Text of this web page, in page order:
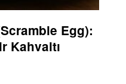
Egg):
Kahvaltı